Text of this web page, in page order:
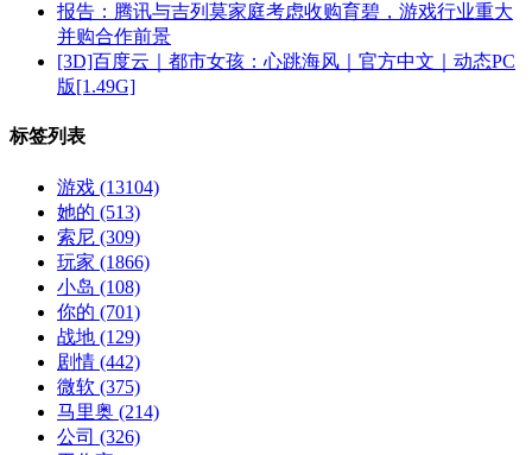
报告：腾讯与吉列莫家庭考虑收购育碧，游戏行业重大
并购合作前景
[3D]百度云｜都市女孩：心跳海风｜官方中文｜动态PC
版[1.49G]
标签列表
游戏 (13104)
她的 (513)
索尼 (309)
玩家 (1866)
小岛 (108)
你的 (701)
战地 (129)
剧情 (442)
微软 (375)
马里奥 (214)
公司 (326)